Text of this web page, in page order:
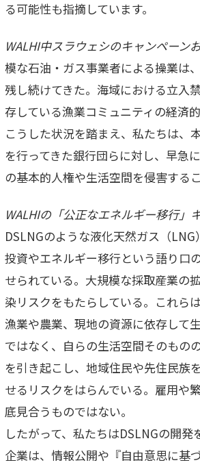
る可能性も指摘しています。
WALHI中スラウェシのキャンペーン
模な石油・ガス事業者による操業は
残し続けてきた。海域における立入
存している漁業コミュニティの経済
こうした状況を踏まえ、私たちは、
を行ってきた銀行団らに対し、早急
の基本的人権や生活空間を侵害する
WALHIの「公正なエネルギー移行」
DSLNGのような液化天然ガス（
投資やエネルギー移行という語り口
せられている。大規模な採取産業の
染リスクをもたらしている。これら
漁業や農業、現地の資源に依存して
ではなく、自らの生活空間そのもの
を引き起こし、地域住民や先住民族
せるリスクをはらんでいる。雇用や
底見合うものではない。
したがって、私たちはDSLNGの開
企業は、情報公開や『自由意思に基